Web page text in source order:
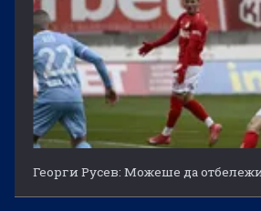
Георги Русев: Можеше да